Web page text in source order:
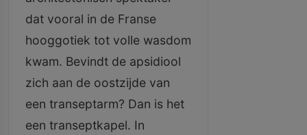
dat vooral in de Franse
hooggotiek tot volle wasdom
kwam. Bevindt de apsidiool
zich aan de oostzijde van
een transeptarm? Dan is het
een transeptkapel. In